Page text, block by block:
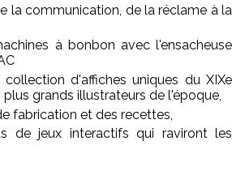
la communication, de la réclame à la
à bonbon avec l'ensacheuse
d'affiches uniques du XIXe
grands illustrateurs de l'époque,
fabrication et des recettes,
de jeux interactifs qui raviront les